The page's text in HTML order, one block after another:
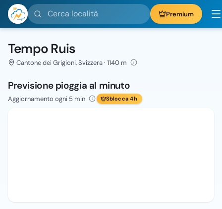
Cerca località Premium
Tempo Ruis
Cantone dei Grigioni, Svizzera · 1140 m
Previsione pioggia al minuto
Aggiornamento ogni 5 min Sblocca 4h